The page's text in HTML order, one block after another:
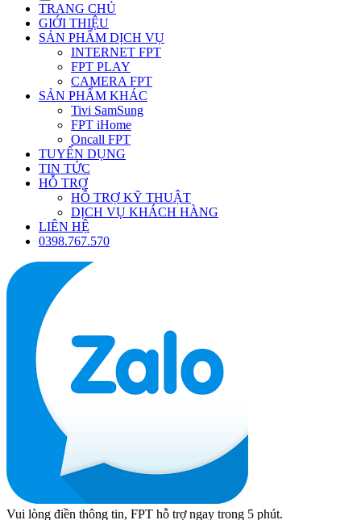
TRANG CHỦ
GIỚI THIỆU
SẢN PHẨM DỊCH VỤ
INTERNET FPT
FPT PLAY
CAMERA FPT
SẢN PHẨM KHÁC
Tivi SamSung
FPT iHome
Oncall FPT
TUYỂN DỤNG
TIN TỨC
HỖ TRỢ
HỖ TRỢ KỸ THUẬT
DỊCH VỤ KHÁCH HÀNG
LIÊN HỆ
0398.767.570
Vui lòng điền thông tin, FPT hỗ trợ ngay trong 5 phút.